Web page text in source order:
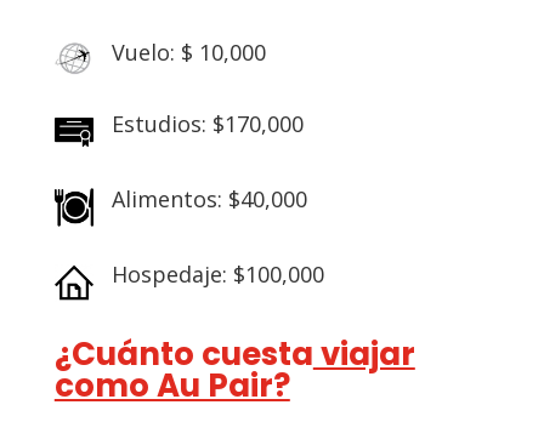
Vuelo: $ 10,000
Estudios: $170,000
Alimentos: $40,000
Hospedaje: $100,000
¿Cuánto cuestaviajar
como Au Pair?